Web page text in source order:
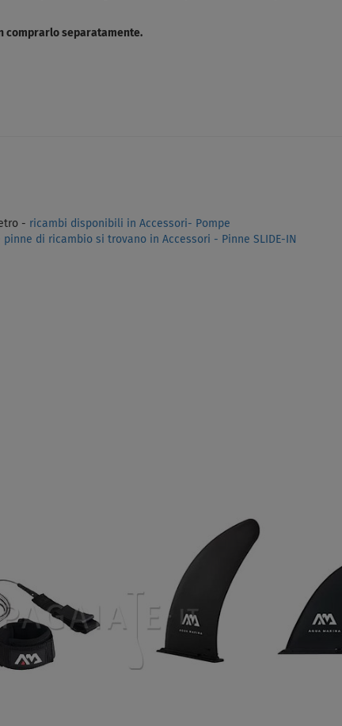
comprarlo separatamente.
- ricambi disponibili in Accessori- Pompe
pinne di ricambio si trovano in Accessori - Pinne SLIDE-IN